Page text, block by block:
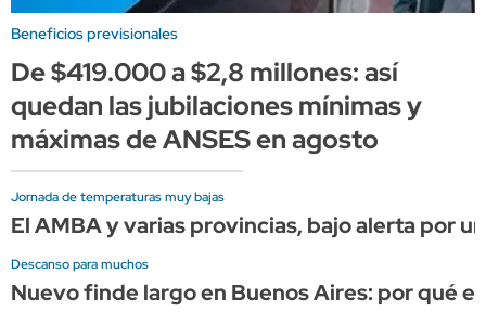
Beneficios previsionales
De $419.000 a $2,8 millones: así
quedan las jubilaciones mínimas y
máximas de ANSES en agosto
Jornada de temperaturas muy bajas
El AMBA y varias provincias, bajo alerta por
Descanso para muchos
Nuevo finde largo en Buenos Aires: por qué